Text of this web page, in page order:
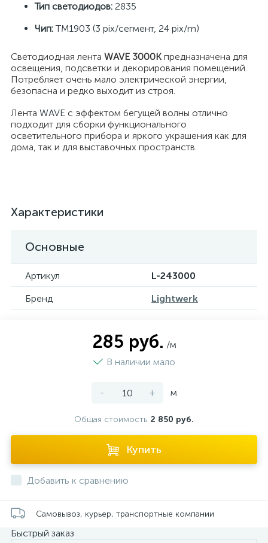
Тип светодиодов: 2835
Чип:TM1903 (3 pix/сегмент, 24 pix/m)
Светодиодная лента WAVE 3000K предназначена для
освещения, подсветки и декорирования помещений.
Потребляет очень мало электрической энергии,
безопасна и редко выходит из строя.
Лента WAVE с эффектом бегущей волны отлично
подходит для сборки функционального
осветительного прибора и яркого украшения как для
дома, так и для выставочных пространств.
Характеристики
Основные
Артикул
L-243000
Бренд
Lightwerk
285 руб. /м
В наличии мало
- + м
Общая стоимость 2 850 руб.
Купить
Добавить к сравнению
Самовывоз, курьер, транспортные компании
Быстрый заказ